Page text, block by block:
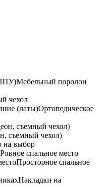
Мебельный поролон
чехол
Ортопедическое
съемный чехол)
на выбор
Ровное спальное место
Просторное спальное
Накладки на